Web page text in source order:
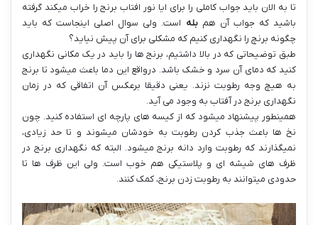
تا به الان باید جواب کاملی را برای ایا نور افتاب برنج را خراب میکند گرفته
باشید که جواب آن همبله است. ولی سوال اصلی اینجاست که باید
چگونه برنچ را نگهداری کنیم که مشکلی برای آن پیش نیاید؟
طبق توضیحاتی که در بالا داشتیم، برنج ها را باید در یک مکانی نگهداری
کنید که دمای آن سرد و خشک باشد. درواقع این دما باعث میشود تا برنج
به هیچ وجه رطوبت نزند. یعنی دقیقا برعکس آن اتفاقی که در زمان
نگهداری برنج در آفتاب به وجود می آید.
همینطور پیشنهاد میشود که از کیسه های پارچه ای استفاده کنید. چون
نخ ها باعث جذب کردن رطوبت به خودشان میشوند و تا حد زیادی،
نمیگذارند که رطوبت وارد دانه برنج میشود. البته که نگهداری برنج در
ظرف های شیشه ای و پلاستیکی هم خوب است. ولی این ظرف ها تا
حدودی میتوانند به رطوبت زدن برنج، کمک کنند.